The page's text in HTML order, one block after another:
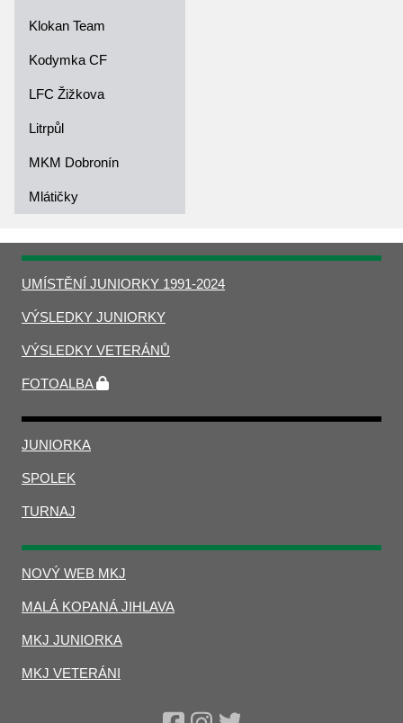
Klokan Team
Kodymka CF
LFC Žižkova
Litrpůl
MKM Dobronín
Mlátičky
UMÍSTĚNÍ JUNIORKY 1991-2024
VÝSLEDKY JUNIORKY
VÝSLEDKY VETERÁNŮ
FOTOALBA
JUNIORKA
SPOLEK
TURNAJ
NOVÝ WEB MKJ
MALÁ KOPANÁ JIHLAVA
MKJ JUNIORKA
MKJ VETERÁNI